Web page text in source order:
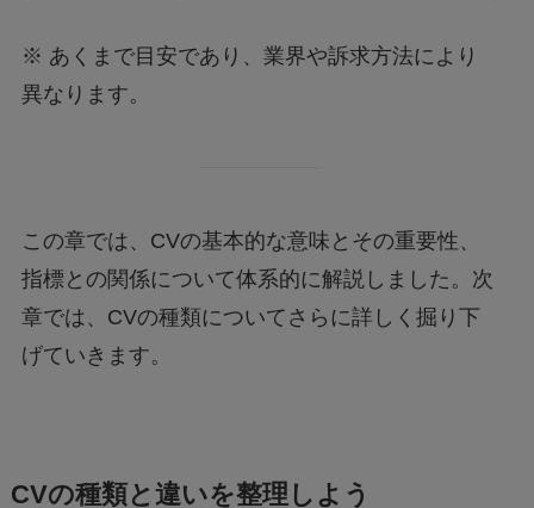
※ あくまで目安であり、業界や訴求方法により
異なります。
この章では、CVの基本的な意味とその重要性、
指標との関係について体系的に解説しました。次
章では、CVの種類についてさらに詳しく掘り下
げていきます。
CVの種類と違いを整理しよう